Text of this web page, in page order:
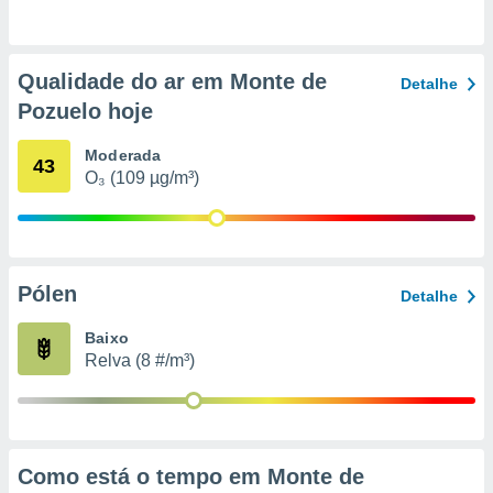
ou opor-
qualquer
em “
na
ou aceder
para
Qualidade do ar em Monte de
Pozuelo hoje
Detalhe
43 Moderada
O₃ (109 µg/m³)
Pólen Detalhe
Baixo
Relva (8 #/m³)
Como está o tempo em Monte de